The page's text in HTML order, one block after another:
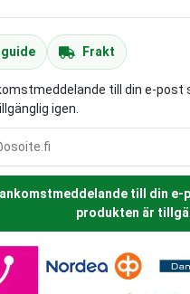
Frakt
till din e-post
igen.
till din
produkten är